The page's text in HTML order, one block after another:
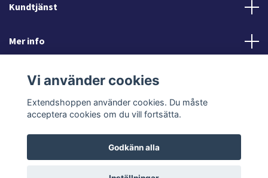
Kundtjänst
Mer info
Sociala medier
© 2026 Extendshoppen
Vi använder cookies
Extendshoppen använder cookies. Du måste
acceptera cookies om du vill fortsätta.
Godkänn alla